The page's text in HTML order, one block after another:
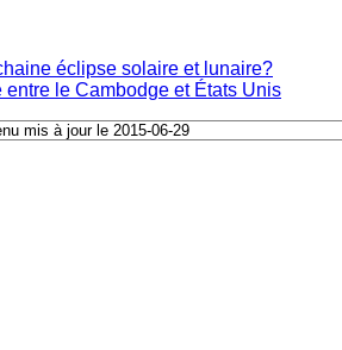
éclipse solaire et lunaire?
entre le Cambodge et États Unis
mis à jour le 2015-06-29